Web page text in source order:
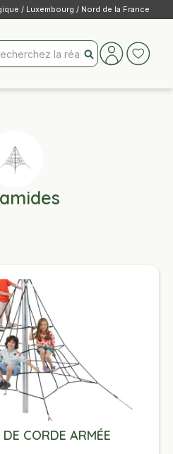
/ Luxembourg / Nord de la France
CORDE ARMÉE